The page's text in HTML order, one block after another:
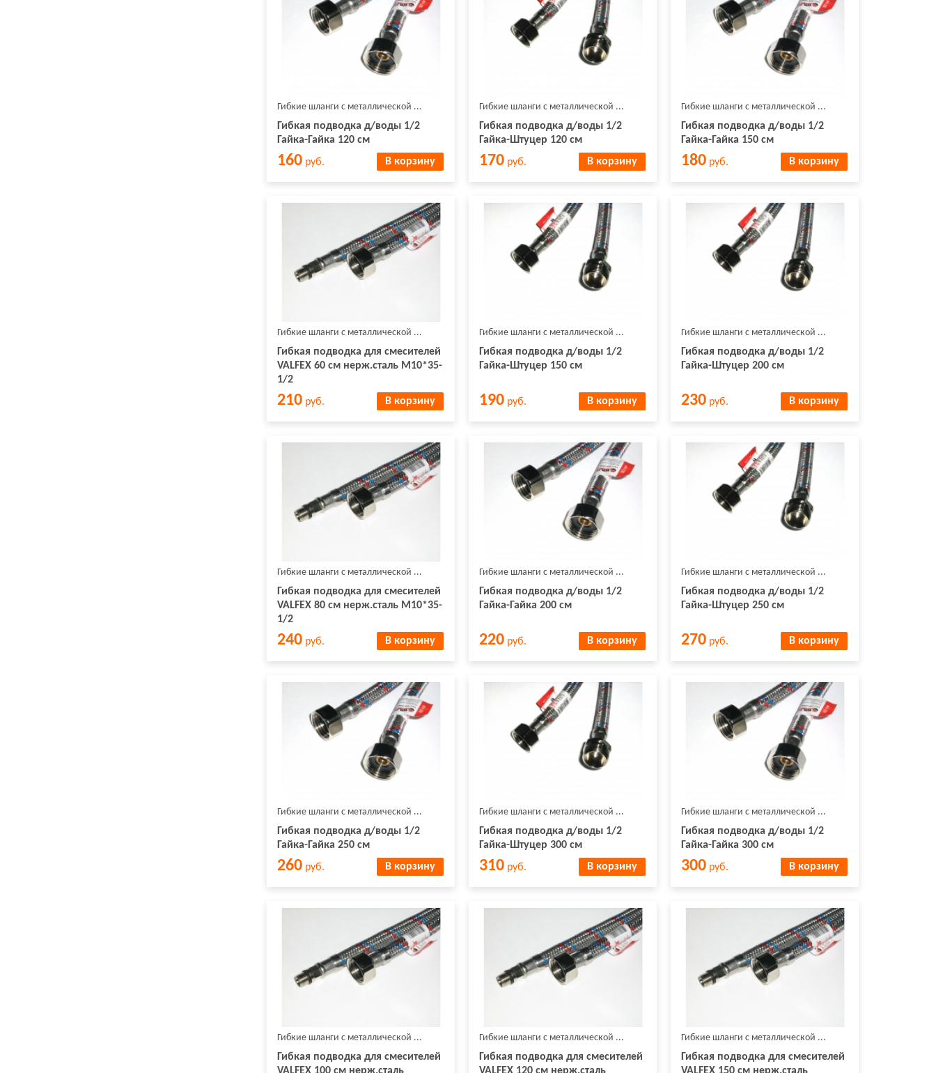
Гибкие шланги с металлической ...
Гибкая подводка д/воды 1/2
Гайка-Гайка 120 см
160 руб. В корзину
Гибкие шланги с металлической ...
Гибкая подводка д/воды 1/2
Гайка-Штуцер 120 см
170 руб. В корзину
Гибкие шланги с металлической ...
Гибкая подводка д/воды 1/2
Гайка-Гайка 150 см
180 руб. В корзину
Гибкие шланги с металлической ...
Гибкая подводка для смесителей
VALFEX 60 см нерж.сталь М10*35-
1/2
210 руб. В корзину
Гибкие шланги с металлической ...
Гибкая подводка д/воды 1/2
Гайка-Штуцер 150 см
190 руб. В корзину
Гибкие шланги с металлической ...
Гибкая подводка д/воды 1/2
Гайка-Штуцер 200 см
230 руб. В корзину
Гибкие шланги с металлической ...
Гибкая подводка для смесителей
VALFEX 80 см нерж.сталь М10*35-
1/2
240 руб. В корзину
Гибкие шланги с металлической ...
Гибкая подводка д/воды 1/2
Гайка-Гайка 200 см
220 руб. В корзину
Гибкие шланги с металлической ...
Гибкая подводка д/воды 1/2
Гайка-Штуцер 250 см
270 руб. В корзину
Гибкие шланги с металлической ...
Гибкая подводка д/воды 1/2
Гайка-Гайка 250 см
260 руб. В корзину
Гибкие шланги с металлической ...
Гибкая подводка д/воды 1/2
Гайка-Штуцер 300 см
310 руб. В корзину
Гибкие шланги с металлической ...
Гибкая подводка д/воды 1/2
Гайка-Гайка 300 см
300 руб. В корзину
Гибкие шланги с металлической ...
Гибкая подводка для смесителей
Гибкие шланги с металлической ...
Гибкая подводка для смесителей
Гибкие шланги с металлической ...
Гибкая подводка для смесителей